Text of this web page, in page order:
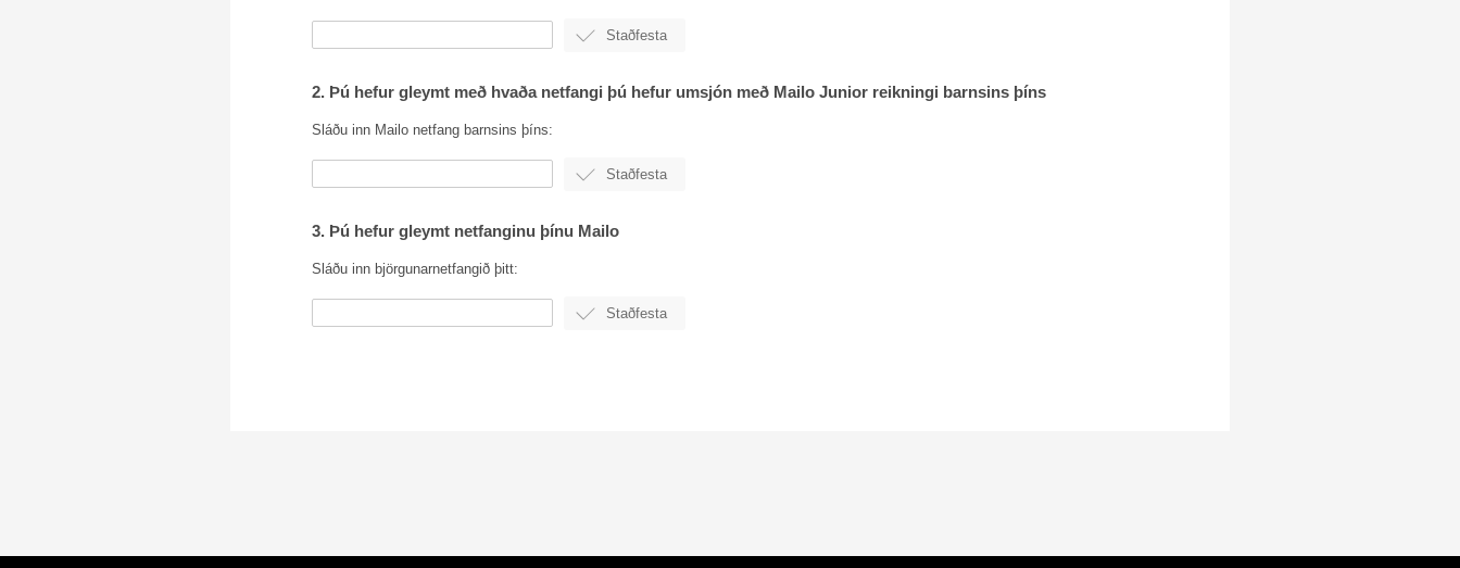
2. Þú hefur gleymt með hvaða netfangi þú hefur umsjón með Mailo Junior reikningi barnsins þíns
Sláðu inn Mailo netfang barnsins þíns:
3. Þú hefur gleymt netfanginu þínu Mailo
Sláðu inn björgunarnetfangið þitt: